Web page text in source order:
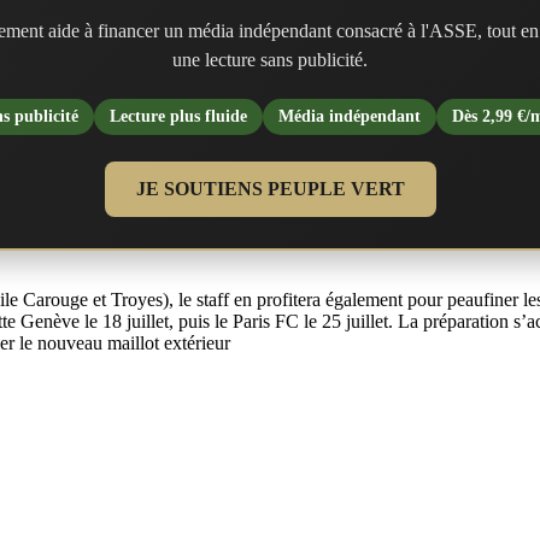
aide à financer un média indépendant consacré à l'ASSE, tout
une lecture sans publicité.
publicité Lecture plus fluide Média indépendant Dès 2,99 €/
JE SOUTIENS PEUPLE VERT
Carouge et Troyes), le staff en profitera également pour peaufiner
Genève le 18 juillet, puis le Paris FC le 25 juillet. La préparation
le nouveau maillot extérieur